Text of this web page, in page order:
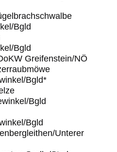
Bgld
Bgld
Greifenstein/NÖ
Bgld*
Bgld
Bgld
Unterer